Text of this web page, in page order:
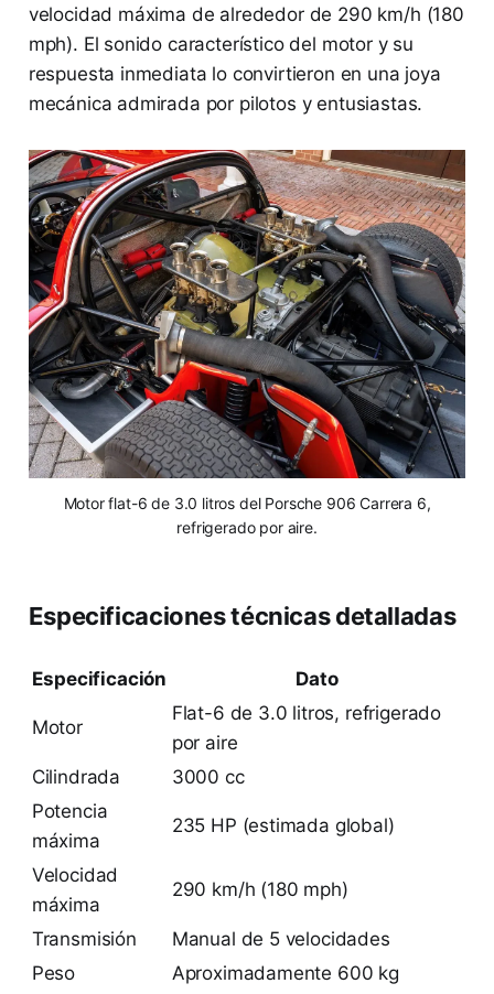
velocidad máxima de alrededor de 290 km/h (180
mph). El sonido característico del motor y su
respuesta inmediata lo convirtieron en una joya
mecánica admirada por pilotos y entusiastas.
Motor flat-6 de 3.0 litros del Porsche 906 Carrera 6,
refrigerado por aire.
Especificaciones técnicas detalladas
Especificación Dato
Motor
Flat-6 de 3.0 litros, refrigerado
por aire
Cilindrada
3000 cc
Potencia
máxima
235 HP (estimada global)
Velocidad
máxima
290 km/h (180 mph)
Transmisión
Manual de 5 velocidades
Peso
Aproximadamente 600 kg